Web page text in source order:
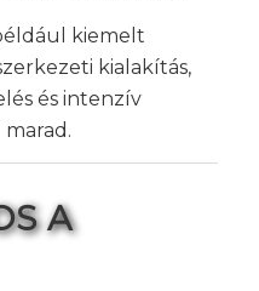
kiemelt
kialakítás,
és intenzív
A